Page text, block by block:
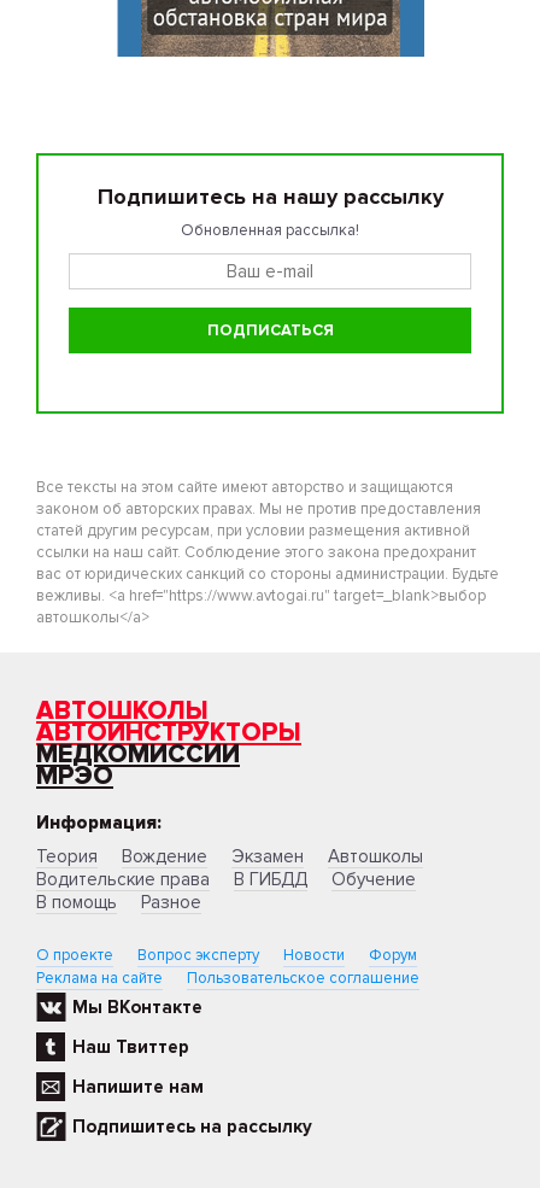
Подпишитесь на нашу рассылку
Обновленная рассылка!
Все тексты на этом сайте имеют авторство и защищаются
законом об авторских правах. Мы не против предоставления
статей другим ресурсам, при условии размещения активной
ссылки на наш сайт. Соблюдение этого закона предохранит
вас от юридических санкций со стороны администрации. Будьте
вежливы. <a href="https://www.avtogai.ru" target=_blank>выбор
автошколы</a>
АВТОШКОЛЫ
АВТОИНСТРУКТОРЫ
МЕДКОМИССИИ
МРЭО
Информация:
Теория
Вождение Экзамен
Автошколы
Водительские права
В ГИБДД
Обучение
В помощь
Разное
О проекте Вопрос эксперту Новости
Форум
Реклама на сайте
Пользовательское соглашение
Мы ВКонтакте
Наш Твиттер
Напишите нам
Подпишитесь на рассылку